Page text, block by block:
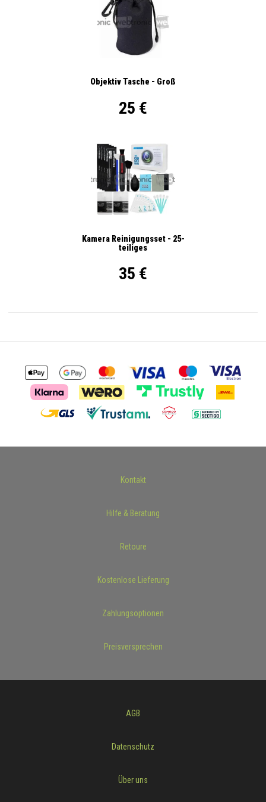
Objektiv Tasche - Groß
25 €
Kamera Reinigungsset - 25-
teiliges
35 €
Kontakt
Hilfe & Beratung
Retoure
Kostenlose Lieferung
Zahlungsoptionen
Preisversprechen
AGB
Datenschutz
Über uns